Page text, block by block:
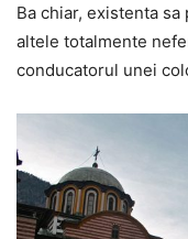
Ba chiar, existenta
altele totalmente
conducatorul unei